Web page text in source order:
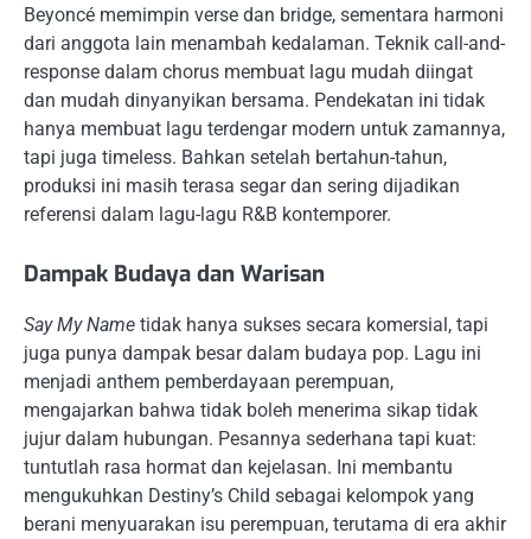
Beyoncé memimpin verse dan bridge, sementara harmoni
dari anggota lain menambah kedalaman. Teknik call-and-
response dalam chorus membuat lagu mudah diingat
dan mudah dinyanyikan bersama. Pendekatan ini tidak
hanya membuat lagu terdengar modern untuk zamannya,
tapi juga timeless. Bahkan setelah bertahun-tahun,
produksi ini masih terasa segar dan sering dijadikan
referensi dalam lagu-lagu R&B kontemporer.
Dampak Budaya dan Warisan
Say My Name tidak hanya sukses secara komersial, tapi
juga punya dampak besar dalam budaya pop. Lagu ini
menjadi anthem pemberdayaan perempuan,
mengajarkan bahwa tidak boleh menerima sikap tidak
jujur dalam hubungan. Pesannya sederhana tapi kuat:
tuntutlah rasa hormat dan kejelasan. Ini membantu
mengukuhkan Destiny’s Child sebagai kelompok yang
berani menyuarakan isu perempuan, terutama di era akhir